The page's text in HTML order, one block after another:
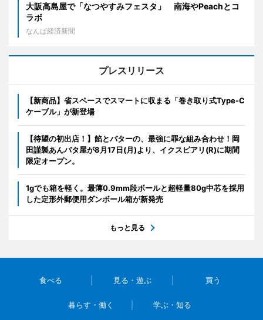
大阪高島屋で「なつやすみフェスタ」 南海やPeachとコ
ラボ
なんば経済新聞
プレスリリース
【新商品】省スペースでスマートに収まる「巻き取り式Type-C
ケーブル」が新登場
【待望の初出店！】餡とバターの、最強に罪な組み合わせ！岡
田謹製あんバタ屋が8月17日(月)より、イクスピアリ(R)に期間
限定オープン。
1gでも箱を軽く。最薄0.9mm段ボールと超軽量80g中芯を採用
した定形外郵便用ダンボール箱が新発売
もっと見る
食べる 見る・遊ぶ 買う
暮らす・働く 学ぶ・知る